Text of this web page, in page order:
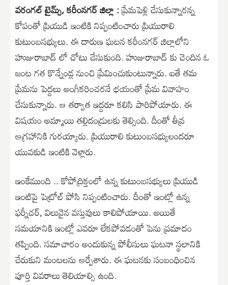
వరంగల్ టైమ్స్, కరీంనగర్ జిల్లా :ప్రేమపెళ్లి చేసుకున్నారన్న
కోపంతో ప్రియుడి ఇంటికి నిప్పంటించారు ప్రియురాలి
కుటుంబసభ్యులు. ఈ దారుణ ఘటన కరీంనగర్ జిల్లాలోని
హుజురాబాద్ లో చోటు చేసుకుంది. హుజురాబాద్ కు చెందిన ఓ
జంట గత కొన్నేండ్ల నుంచి ప్రేమించుకుంటున్నారు. ఐతే తమ
ప్రేమను పెద్దలు అంగీకరించరనే భయంతో ప్రేమ వివాహం
చేసుకున్నారు. ఆ తర్వాత ఇద్దరూ కలిసి పారిపోయారు. ఈ
విషయం అమ్మాయి తల్లిదండ్రులకు తెల్సింది. దీంతో తీవ్ర
ఆగ్రహానికి గురయ్యారు. ప్రియురాలి కుటుంబసభ్యులందరూ
యువకుడి ఇంటికి వెళ్లారు.
ఇంకేముంది .. కోపోద్రిక్తంలో ఉన్న కుటుంబసభ్యులు ప్రియుడి
ఇంటిపై పెట్రోల్ పోసి నిప్పంటించారు. దీంతో ఇంట్లో ఉన్న
ఫర్నీచర్, విలువైన వస్తువులు కాలిపోయాయి. అయితే
సమయానికి ఇంట్లో ఎవరూ లేకపోవడంతో పెను ప్రమాదం
తప్పింది. సమాచారం అందుకున్న పోలీసులు ఘటనా స్థలానికి
చేరుకుని మంటలను ఆర్పేశారు. ఈ ఘటనకు సంబంధించిన
పూర్తి వివరాలు తెలియాల్సి ఉంది.